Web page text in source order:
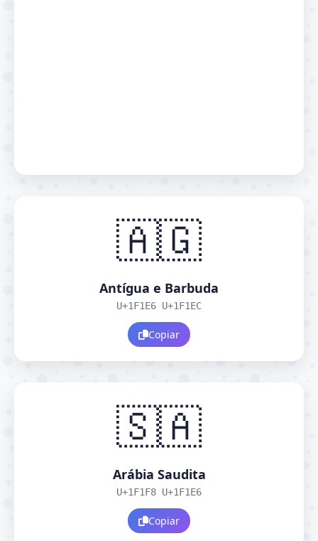
🇦🇬
Antígua e Barbuda
U+1F1E6 U+1F1EC
Copiar
🇸🇦
Arábia Saudita
U+1F1F8 U+1F1E6
Copiar